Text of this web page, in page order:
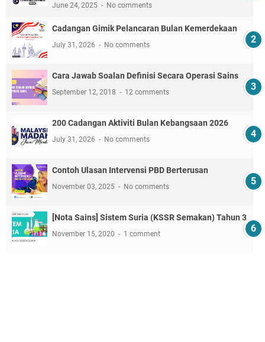
June 24, 2025 No comments
Cadangan Gimik Pelancaran Bulan Kemerdekaan
July 31, 2026 No comments
Cara Jawab Soalan Definisi Secara Operasi Sains
September 12, 2018 12 comments
200 Cadangan Aktiviti Bulan Kebangsaan 2026
July 31, 2026 No comments
Contoh Ulasan Intervensi PBD Berterusan
November 03, 2025 No comments
[Nota Sains] Sistem Suria (KSSR Semakan) Tahun 3
November 15, 2020 1 comment